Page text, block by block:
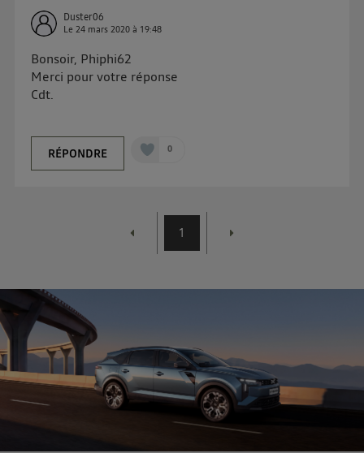
Duster06
Le24 mars 2020 à 19:48
Bonsoir, Phiphi62
Merci pour votre réponse
Cdt.
RÉPONDRE 0
1